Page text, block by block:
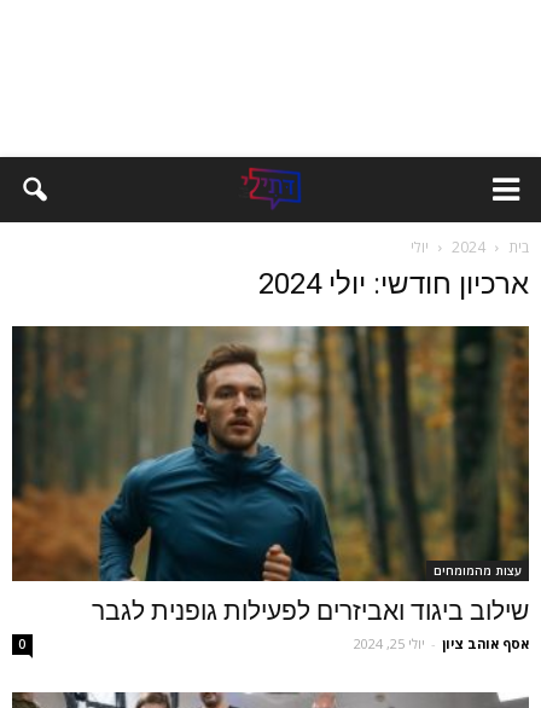
בית 2024 יולי
ארכיון חודשי: יולי 2024
עצות מהמומחים
שילוב ביגוד ואביזרים לפעילות גופנית לגבר
אסף אוהב ציון - יולי 25, 2024 0